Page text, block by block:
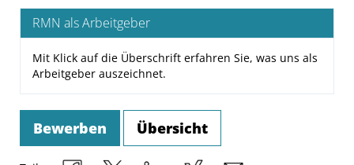
RMN als Arbeitgeber
Mit Klick auf die Überschrift erfahren Sie, was uns als
Arbeitgeber auszeichnet.
Bewerben Übersicht